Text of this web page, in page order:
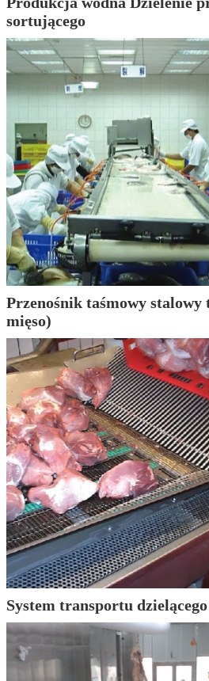
sortującego
Przenośnik taśmowy stalowy
mięso)
System transportu